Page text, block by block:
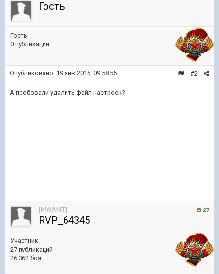
Гость
Гость
0 публикаций
#2
Опубликовано: 19 янв 2016, 09:58:55
А пробовали удалить файл настроек?
27
[KWANT]
RVP_64345
Участник
27 публикаций
26 362 боя